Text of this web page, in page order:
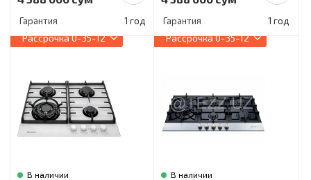
Гарантия 1 год Гарантия 1 год
Рассрочка0-35-12
В наличии
Рассрочка0-35-12
В наличии